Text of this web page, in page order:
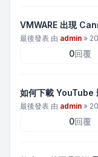
VMWARE 出現
最後發表 由 admin »
0回覆
如何下載 YouTube
最後發表 由 admin »
0回覆